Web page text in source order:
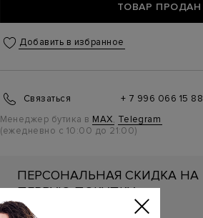
ТОВАР ПРОДАН
Добавить в избранное
Связаться
+ 7 996 066 15 88
Менеджер бутика в MAX, Telegram
(ежедневно с 10:00 до 21:00)
ПЕРСОНАЛЬНАЯ СКИДКА НА
ПЕРВУЮ ПОКУПКУ
Подробнее